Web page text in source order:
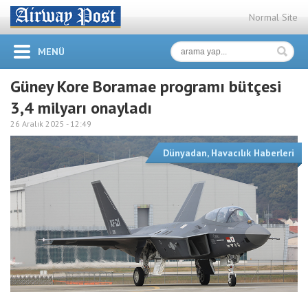
Normal Site
MENÜ
Güney Kore Boramae programı bütçesi
3,4 milyarı onayladı
26 Aralık 2025 - 12:49
Dünyadan, Havacılık Haberleri